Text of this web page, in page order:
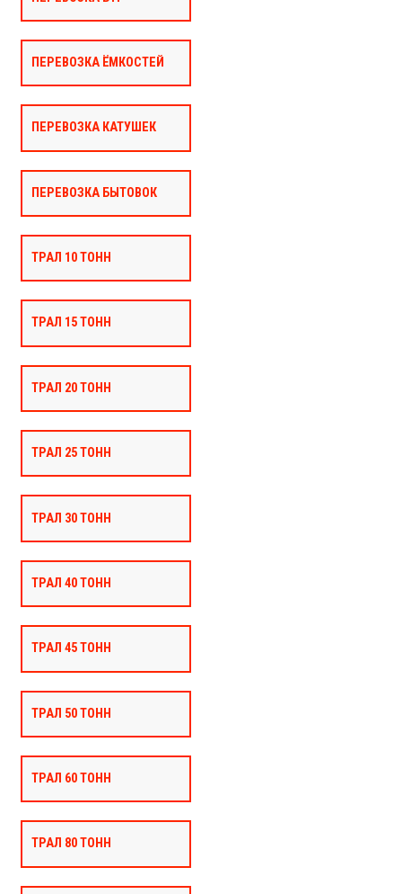
ПЕРЕВОЗКА ЁМКОСТЕЙ
ПЕРЕВОЗКА КАТУШЕК
ПЕРЕВОЗКА БЫТОВОК
ТРАЛ 10 ТОНН
ТРАЛ 15 ТОНН
ТРАЛ 20 ТОНН
ТРАЛ 25 ТОНН
ТРАЛ 30 ТОНН
ТРАЛ 40 ТОНН
ТРАЛ 45 ТОНН
ТРАЛ 50 ТОНН
ТРАЛ 60 ТОНН
ТРАЛ 80 ТОНН